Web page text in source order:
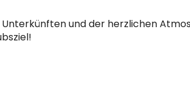
Unterkünften und der herzlichen